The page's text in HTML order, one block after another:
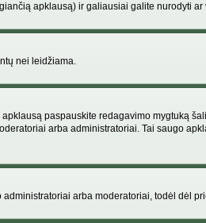
apklausą) ir galiausiai galite nurodyti
nei leidžiama.
paspauskite redagavimo mygtuką
arba administratoriai. Tai saugo
arba moderatoriai, todėl dėl